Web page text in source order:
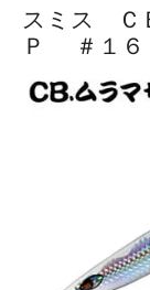
スミス Ｃ
Ｐ ＃１６